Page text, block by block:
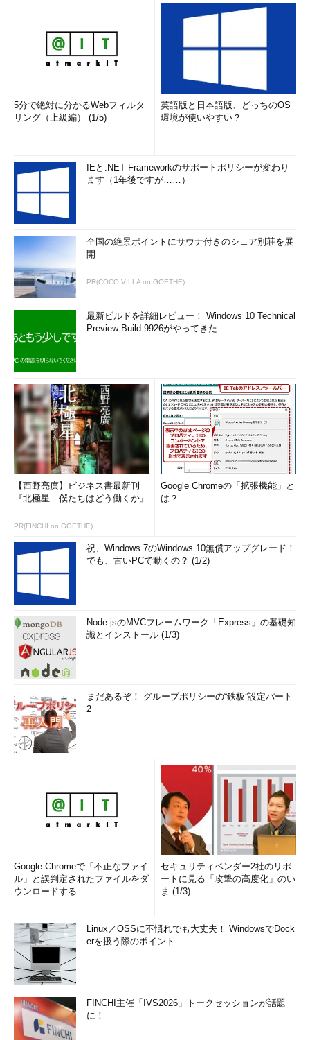
5分で絶対に分かるWebフィルタ
リング（上級編） (1/5)
英語版と日本語版、どっちのOS
環境が使いやすい？
IEと.NET Frameworkのサポートポリシーが変わり
ます（1年後ですが……）
全国の絶景ポイントにサウナ付きのシェア別荘を展
開
PR(COCO VILLA on GOETHE)
最新ビルドを詳細レビュー！ Windows 10 Technical
Preview Build 9926がやってきた ...
【西野亮廣】ビジネス書最新刊
『北極星 僕たちはどう働くか』
PR(FINCHI on GOETHE)
Google Chromeの「拡張機能」と
は？
祝、Windows 7のWindows 10無償アップグレード！
でも、古いPCで動くの？ (1/2)
Node.jsのMVCフレームワーク「Express」の基礎知
識とインストール (1/3)
まだあるぞ！ グループポリシーの“鉄板”設定パート
2
Google Chromeで「不正なファイ
ル」と誤判定されたファイルをダ
ウンロードする
セキュリティベンダー2社のリポ
ートに見る「攻撃の高度化」のい
ま (1/3)
Linux／OSSに不慣れでも大丈夫！ WindowsでDock
erを扱う際のポイント
FINCHI主催「IVS2026」トークセッションが話題
に！